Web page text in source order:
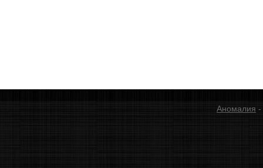
Аномалия -